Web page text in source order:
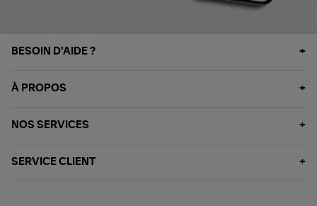
BESOIN D'AIDE ?
À PROPOS
NOS SERVICES
SERVICE CLIENT